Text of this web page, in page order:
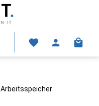
Arbeitsspeicher